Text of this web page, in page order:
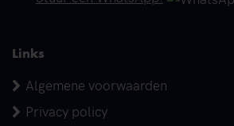
Links
Algemene voorwaarden
Privacy policy